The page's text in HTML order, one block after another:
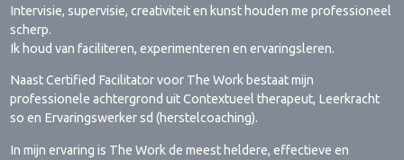
Intervisie, supervisie, creativiteit en kunst houden me professioneel
scherp.
Ik houd van faciliteren, experimenteren en ervaringsleren.
Naast Certified Facilitator voor The Work bestaat mijn
professionele achtergrond uit Contextueel therapeut, Leerkracht
so en Ervaringswerker sd (herstelcoaching).
In mijn ervaring is The Work de meest heldere, effectieve en